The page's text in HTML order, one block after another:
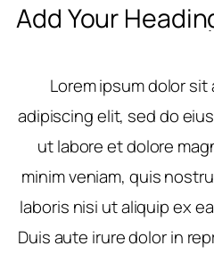
Add Your
Lorem ipsum dolor
adipiscing elit, sed do
ut labore et dolore
minim veniam, quis
laboris nisi ut aliquip ex
Duis aute irure dolor in